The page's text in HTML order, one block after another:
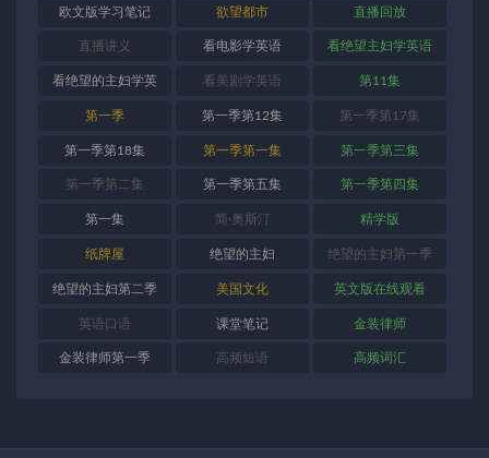
欧文版学习笔记 欲望都市 直播回放
直播讲义 看电影学英语 看绝望主妇学英语
看绝望的主妇学英
语
看美剧学英语 第11集
第一季 第一季第12集 第一季第17集
第一季第18集 第一季第一集 第一季第三集
第一季第二集 第一季第五集 第一季第四集
第一集 简·奥斯汀 精学版
纸牌屋 绝望的主妇 绝望的主妇第一季
绝望的主妇第二季 美国文化 英文版在线观看
英语口语 课堂笔记 金装律师
金装律师第一季 高频短语 高频词汇